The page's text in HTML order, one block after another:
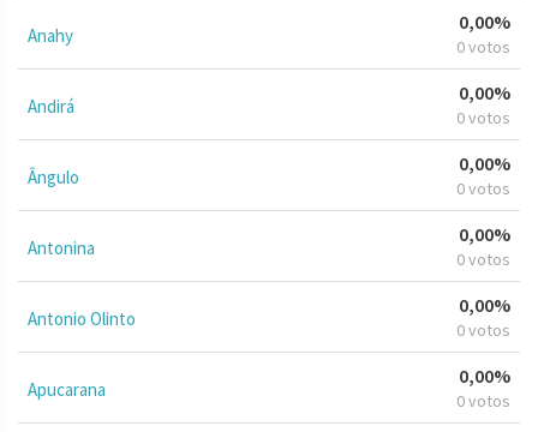
Anahy
0,00%
0 votos
Andirá
0,00%
0 votos
Ângulo
0,00%
0 votos
Antonina
0,00%
0 votos
Antonio Olinto
0,00%
0 votos
Apucarana
0,00%
0 votos